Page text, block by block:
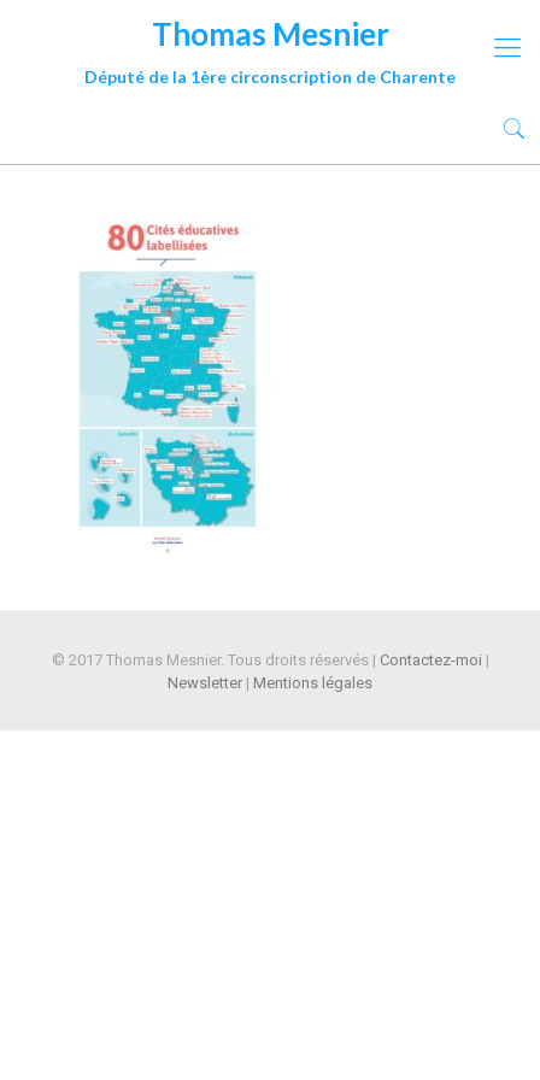
Thomas Mesnier
Député de la 1ère circonscription de Charente
© 2017 Thomas Mesnier. Tous droits réservés | Contactez-moi |
Newsletter | Mentions légales